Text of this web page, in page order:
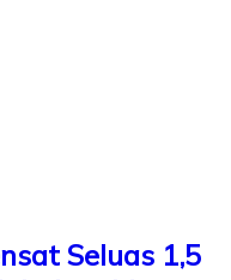
Seluas 1,5